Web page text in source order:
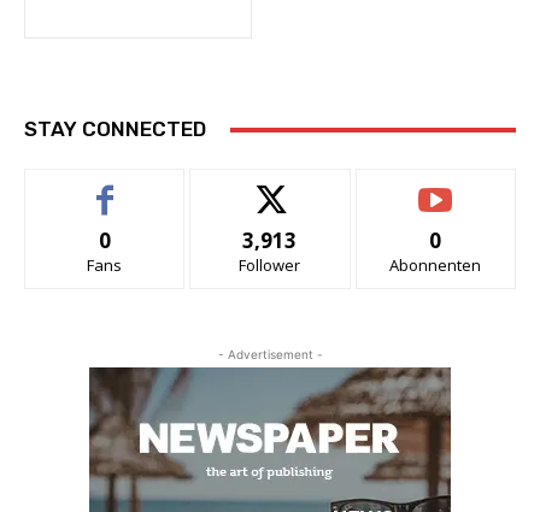
STAY CONNECTED
0
Fans
3,913
Follower
0
Abonnenten
- Advertisement -